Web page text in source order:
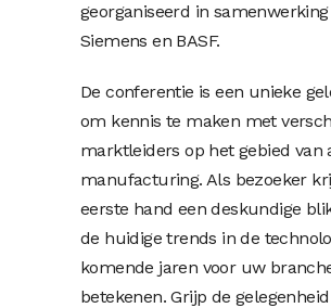
georganiseerd in
Siemens en BASF.
De conferentie is een unieke
om kennis te maken met
marktleiders op het gebied van
manufacturing. Als bezoeker
eerste hand een deskundige
de huidige trends in de
komende jaren voor uw
betekenen. Grijp de